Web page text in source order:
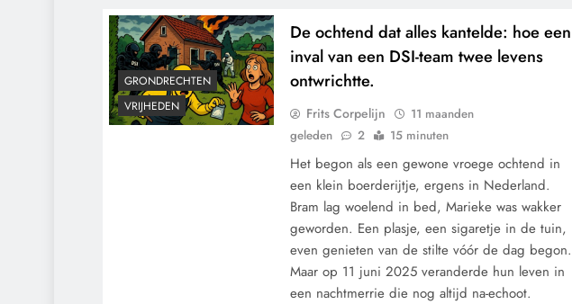
GRONDRECHTEN
VRIJHEDEN
De ochtend dat alles kantelde: hoe een
inval van een DSI-team twee levens
ontwrichtte.
Frits Corpelijn
11 maanden
geleden
2 15 minuten
Het begon als een gewone vroege ochtend in
een klein boerderijtje, ergens in Nederland.
Bram lag woelend in bed, Marieke was wakker
geworden. Een plasje, een sigaretje in de tuin,
even genieten van de stilte vóór de dag begon.
Maar op 11 juni 2025 veranderde hun leven in
een nachtmerrie die nog altijd na-echoot.